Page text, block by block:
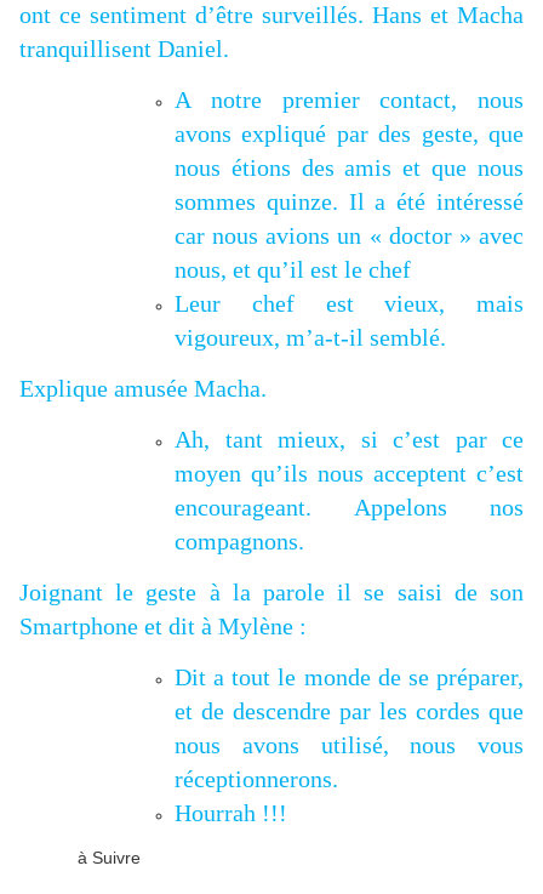
ont ce sentiment d’être surveillés. Hans et Macha
tranquillisent Daniel.
A notre premier contact, nous
avons expliqué par des geste, que
nous étions des amis et que nous
sommes quinze. Il a été intéressé
car nous avions un « doctor » avec
nous, et qu’il est le chef
Leur chef est vieux, mais
vigoureux, m’a-t-il semblé.
Explique amusée Macha.
Ah, tant mieux, si c’est par ce
moyen qu’ils nous acceptent c’est
encourageant. Appelons nos
compagnons.
Joignant le geste à la parole il se saisi de son
Smartphone et dit à Mylène :
Dit a tout le monde de se préparer,
et de descendre par les cordes que
nous avons utilisé, nous vous
réceptionnerons.
Hourrah !!!
à Suivre